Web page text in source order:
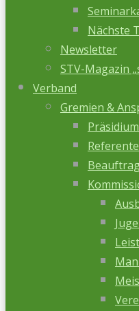
Nächste
Newsletter
STV-Magazin
Verband
Gremien &
Präsidium